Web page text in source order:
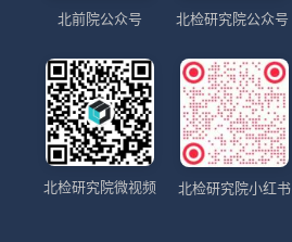
北前院公众号 北检研究院公众号
北检研究院微视频 北检研究院小红书